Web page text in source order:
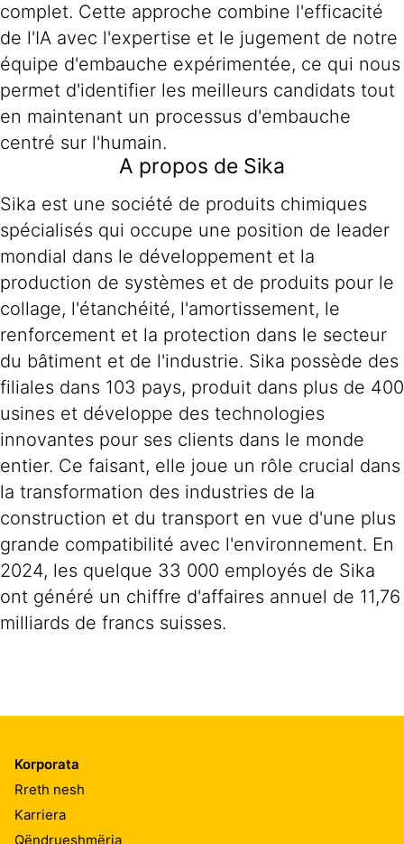
complet. Cette approche combine l'efficacité
de l'IA avec l'expertise et le jugement de notre
équipe d'embauche expérimentée, ce qui nous
permet d'identifier les meilleurs candidats tout
en maintenant un processus d'embauche
centré sur l'humain.
A propos de Sika
Sika est une société de produits chimiques
spécialisés qui occupe une position de leader
mondial dans le développement et la
production de systèmes et de produits pour le
collage, l'étanchéité, l'amortissement, le
renforcement et la protection dans le secteur
du bâtiment et de l'industrie. Sika possède des
filiales dans 103 pays, produit dans plus de 400
usines et développe des technologies
innovantes pour ses clients dans le monde
entier. Ce faisant, elle joue un rôle crucial dans
la transformation des industries de la
construction et du transport en vue d'une plus
grande compatibilité avec l'environnement. En
2024, les quelque 33 000 employés de Sika
ont généré un chiffre d'affaires annuel de 11,76
milliards de francs suisses.
Korporata
Rreth nesh
Karriera
Qëndrueshmëria